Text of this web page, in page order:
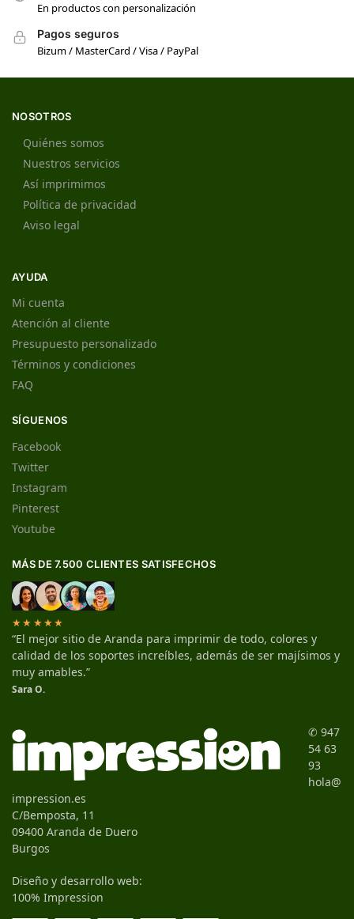
En productos con personalización
Pagos seguros
Bizum / MasterCard / Visa / PayPal
NOSOTROS
Quiénes somos
Nuestros servicios
Así imprimimos
Política de privacidad
Aviso legal
AYUDA
Mi cuenta
Atención al cliente
Presupuesto personalizado
Términos y condiciones
FAQ
SÍGUENOS
Facebook
Twitter
Instagram
Pinterest
Youtube
MÁS DE 7.500 CLIENTES SATISFECHOS
★★★★★
“El mejor sitio de Aranda para imprimir de todo, colores y
calidad de los soportes increíbles, además de ser majísimos y
muy amables.”
Sara O.
✆ 947
54 63
93
hola@
impression.es
C/Bemposta, 11
09400 Aranda de Duero
Burgos
Diseño y desarrollo web:
100% Impression